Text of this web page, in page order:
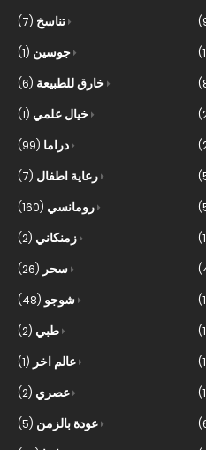
تناسخ (7)
جوسين (1)
خارق للطبيعة (6)
خيال علمي (1)
دراما (99)
رعاية اطفال (7)
رومانسي (160)
زمنكاني (2)
سحر (26)
شوجو (48)
طبي (2)
عالم اخر (1)
عصري (2)
عودة بالزمن (5)